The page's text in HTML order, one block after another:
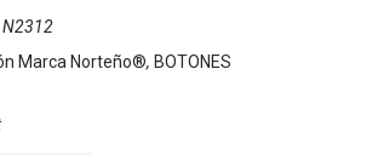
N2312
Marca Norteño®, BOTONES